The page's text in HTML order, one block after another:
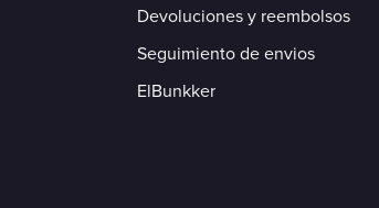
Devoluciones y reembolsos
Seguimiento de envios
ElBunkker